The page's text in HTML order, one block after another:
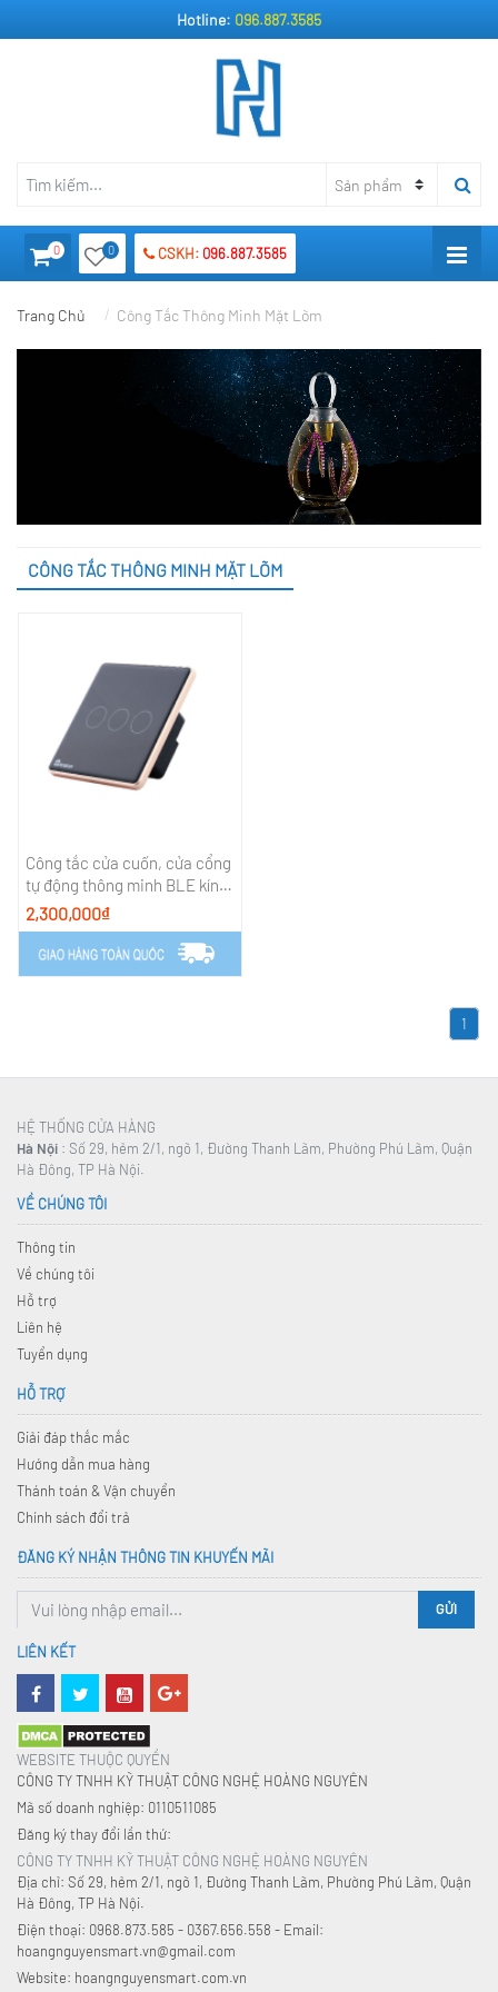
Hotline: 096.887.3585
0 0 CSKH: 096.887.3585
Trang Chủ Công Tắc Thông Minh Mặt Lõm
CÔNG TẮC THÔNG MINH MẶT LÕM
Công tắc cửa cuốn, cửa cổng
tự động thông minh BLE kính
phẳng
2,300,000₫
1
HỆ THỐNG CỬA HÀNG
Hà Nội : Số 29, hẻm 2/1, ngõ 1, Đường Thanh Lãm, Phường Phú Lãm, Quận
Hà Đông, TP Hà Nội.
VỀ CHÚNG TÔI
Thông tin
Về chúng tôi
Hỗ trợ
Liên hệ
Tuyển dụng
HỖ TRỢ
Giải đáp thắc mắc
Hướng dẫn mua hàng
Thánh toán & Vận chuyển
Chính sách đổi trả
ĐĂNG KÝ NHẬN THÔNG TIN KHUYẾN MÃI
GỬI
LIÊN KẾT
WEBSITE THUỘC QUYỀN
CÔNG TY TNHH KỸ THUẬT CÔNG NGHỆ HOÀNG NGUYÊN
Mã số doanh nghiệp: 0110511085
Đăng ký thay đổi lần thứ:
CÔNG TY TNHH KỸ THUẬT CÔNG NGHỆ HOÀNG NGUYÊN
Địa chỉ: Số 29, hẻm 2/1, ngõ 1, Đường Thanh Lãm, Phường Phú Lãm, Quận
Hà Đông, TP Hà Nội.
Điện thoại: 0968.873.585 - 0367.656.558 - Email:
hoangnguyensmart.vn@gmail.com
Website: hoangnguyensmart.com.vn